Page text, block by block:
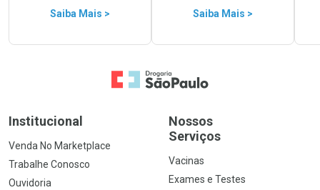
Saiba Mais > Saiba Mais >
Ir para a Home
Institucional
Venda No Marketplace
Trabalhe Conosco
Ouvidoria
Nossos
Serviços
Vacinas
Exames e Testes